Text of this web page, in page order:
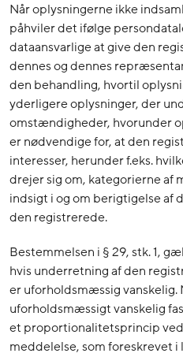
Når oplysningerne ikke
påhviler det ifølge
dataansvarlige at give den
dennes og dennes
den behandling, hvortil
yderligere oplysninger, der
omstændigheder, hvorunder
er nødvendige for, at den
interesser, herunder f.eks.
drejer sig om, kategorierne af
indsigt i og om berigtigelse af
den registrerede.
Bestemmelsen i § 29, stk. 1,
hvis underretning af den
er uforholdsmæssig
uforholdsmæssigt vanskelig
et proportionalitetsprincip
meddelelse, som foreskrevet i